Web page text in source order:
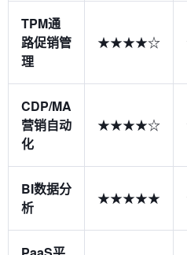
TPM通
路促销管
理
★★★★☆
CDP/MA
营销自动
化
★★★★☆
BI数据分
析
★★★★★